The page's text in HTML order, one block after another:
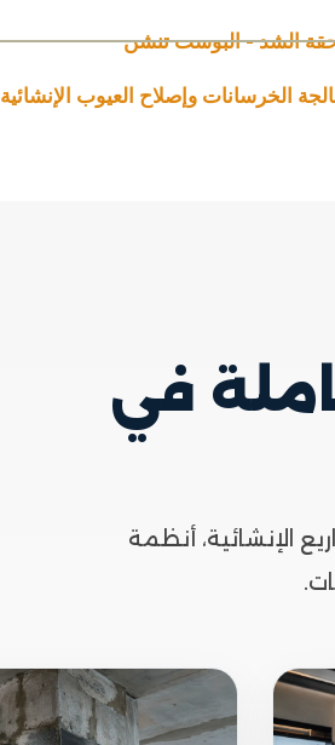
الشد - البوست تنشن
الخرسانات وإصلاح العيوب الإنشائية
في
الإنشائية، أنظمة